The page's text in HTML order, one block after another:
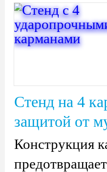
Стенд на 4
защитой от
Конструкция